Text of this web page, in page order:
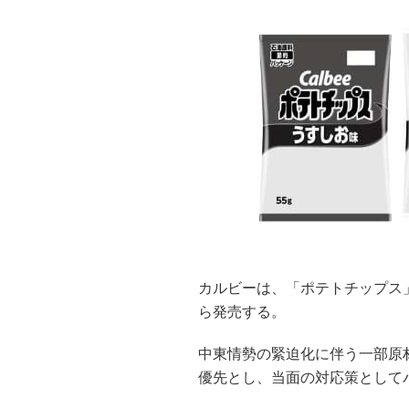
カルビーは、「ポテトチップ
ら発売する。
中東情勢の緊迫化に伴う一部
優先とし、当面の対応策として